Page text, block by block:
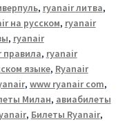
, ryanair литва,
на русском, ryanair
, ryanair
правила, ryanair
языке, Ryanair
, www ryanair com,
Милан, авиабилеты
, Билеты Ryanair,